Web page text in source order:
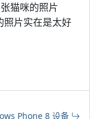
猫咪的照片
照片实在是太好
Phone 8 设备